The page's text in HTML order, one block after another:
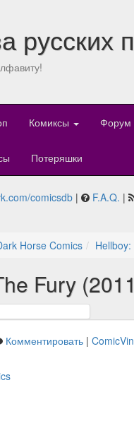
русских
Комиксы Форум
Потеряшки
comicsdb | F.A.Q. |
Horse Comics
Fury
Комментировать |